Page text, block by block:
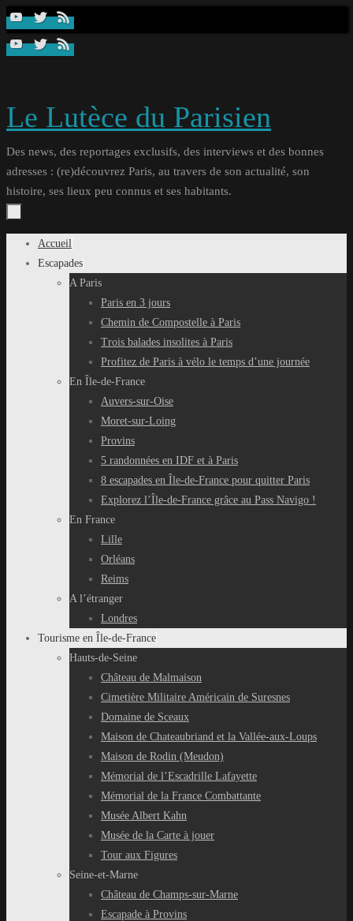
Passer
contenu
Le Lutèce du Parisien
Des news, des reportages exclusifs, des interviews et des bonnes
adresses : (re)découvrez Paris, au travers de son actualité, son
histoire, ses lieux peu connus et ses habitants.
Passer
Accueil
Escapades
A Paris
Paris en 3 jours
Chemin de Compostelle à Paris
Trois balades insolites à Paris
Profitez de Paris à vélo le temps d’une journée
En Île-de-France
Auvers-sur-Oise
Moret-sur-Loing
Provins
5 randonnées en IDF et à Paris
8 escapades en Île-de-France pour quitter Paris
Explorez l’Île-de-France grâce au Pass Navigo !
En France
Lille
Orléans
Reims
A l’étranger
Londres
Tourisme en Île-de-France
Hauts-de-Seine
Château de Malmaison
Cimetière Militaire Américain de Suresnes
Domaine de Sceaux
Maison de Chateaubriand et la Vallée-aux-Loups
Maison de Rodin (Meudon)
Mémorial de l’Escadrille Lafayette
Mémorial de la France Combattante
Musée Albert Kahn
Musée de la Carte à jouer
Tour aux Figures
Seine-et-Marne
Château de Champs-sur-Marne
Escapade à Provins